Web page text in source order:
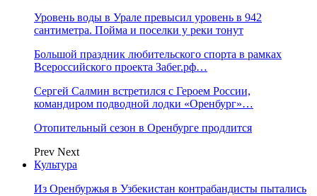
Уровень воды в Урале превысил уровень в 942
сантиметра. Пойма и поселки у реки тонут
Большой праздник любительского спорта в рамках
Всероссийского проекта Забег.рф…
Сергей Салмин встретился с Героем России,
командиром подводной лодки «Оренбург»…
Отопительный сезон в Оренбурге продлится
Prev Next
Культура
Из Оренбуржья в Узбекистан контрабандисты пытались